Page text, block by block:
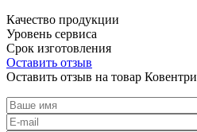
Качество продукции
Уровень сервиса
Срок изготовления
Оставить отзыв
Оставить отзыв на товар Ковентри